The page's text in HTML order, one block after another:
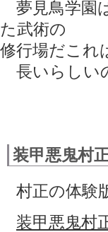
夢見鳥学園
た武術の
修行場だこれ
長いらしい
装甲悪鬼村
村正の体験
装甲悪鬼村